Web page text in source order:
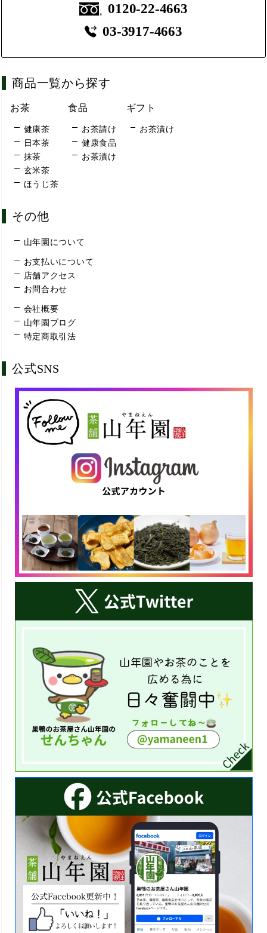
0120-22-4663
03-3917-4663
商品一覧から探す
お茶
健康茶
日本茶
抹茶
玄米茶
ほうじ茶
食品
お茶請け
健康食品
お茶漬け
ギフト
お茶漬け
その他
山年園について
お支払いについて
店舗アクセス
お問合わせ
会社概要
山年園ブログ
特定商取引法
公式SNS